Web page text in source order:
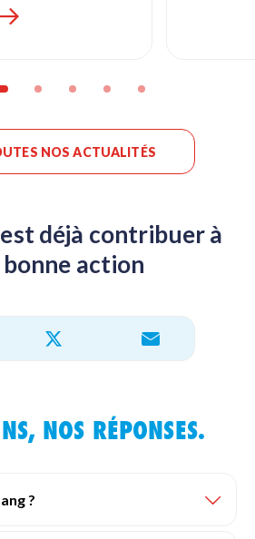
NOS ACTUALITÉS
déjà contribuer à
action
FacebookPartager sur X Partager par e-mail
NOS RÉPONSES.
?